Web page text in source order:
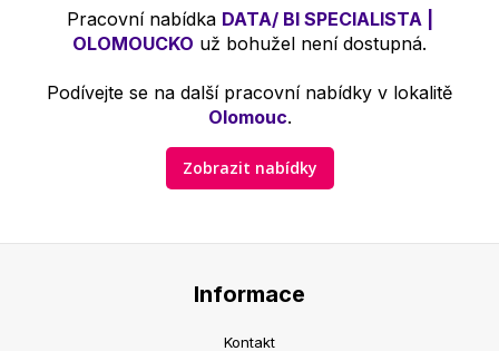
Pracovní nabídka DATA/ BI SPECIALISTA |
OLOMOUCKO už bohužel není dostupná.
Podívejte se na další pracovní nabídky v lokalitě
Olomouc.
Zobrazit nabídky
Informace
Kontakt